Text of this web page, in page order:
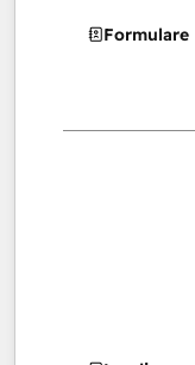
Formulare